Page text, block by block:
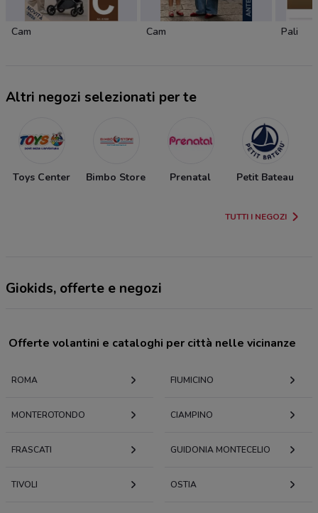
Cam Cam Pali
Altri negozi selezionati per te
Toys Center Bimbo Store Prenatal Petit Bateau
TUTTI I NEGOZI
Giokids, offerte e negozi
Offerte volantini e cataloghi per città nelle vicinanze
ROMA FIUMICINO
MONTEROTONDO CIAMPINO
FRASCATI GUIDONIA MONTECELIO
TIVOLI OSTIA